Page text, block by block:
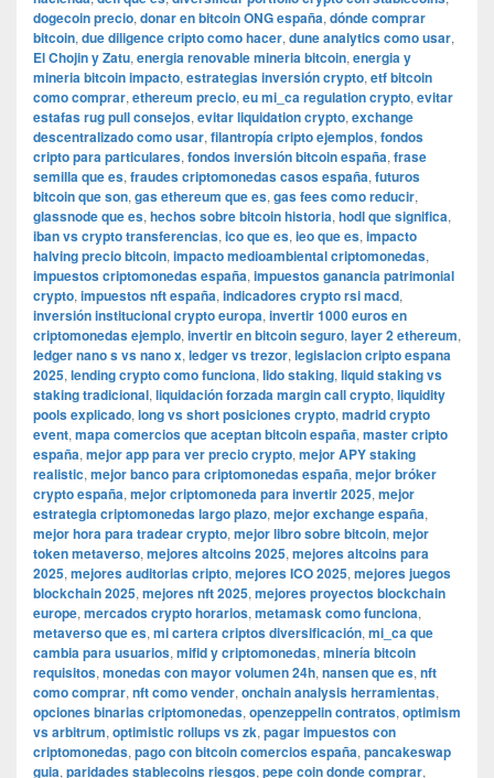
dogecoin precio, donar en bitcoin ONG españa, dónde comprar
bitcoin, due diligence cripto como hacer, dune analytics como usar,
El Chojin y Zatu, energia renovable mineria bitcoin, energia y
mineria bitcoin impacto, estrategias inversión crypto, etf bitcoin
como comprar, ethereum precio, eu mi_ca regulation crypto, evitar
estafas rug pull consejos, evitar liquidation crypto, exchange
descentralizado como usar, filantropía cripto ejemplos, fondos
cripto para particulares, fondos inversión bitcoin españa, frase
semilla que es, fraudes criptomonedas casos españa, futuros
bitcoin que son, gas ethereum que es, gas fees como reducir,
glassnode que es, hechos sobre bitcoin historia, hodl que significa,
iban vs crypto transferencias, ico que es, ieo que es, impacto
halving precio bitcoin, impacto medioambiental criptomonedas,
impuestos criptomonedas españa, impuestos ganancia patrimonial
crypto, impuestos nft españa, indicadores crypto rsi macd,
inversión institucional crypto europa, invertir 1000 euros en
criptomonedas ejemplo, invertir en bitcoin seguro, layer 2 ethereum,
ledger nano s vs nano x, ledger vs trezor, legislacion cripto espana
2025, lending crypto como funciona, lido staking, liquid staking vs
staking tradicional, liquidación forzada margin call crypto, liquidity
pools explicado, long vs short posiciones crypto, madrid crypto
event, mapa comercios que aceptan bitcoin españa, master cripto
españa, mejor app para ver precio crypto, mejor APY staking
realistic, mejor banco para criptomonedas españa, mejor bróker
crypto españa, mejor criptomoneda para invertir 2025, mejor
estrategia criptomonedas largo plazo, mejor exchange españa,
mejor hora para tradear crypto, mejor libro sobre bitcoin, mejor
token metaverso, mejores altcoins 2025, mejores altcoins para
2025, mejores auditorias cripto, mejores ICO 2025, mejores juegos
blockchain 2025, mejores nft 2025, mejores proyectos blockchain
europe, mercados crypto horarios, metamask como funciona,
metaverso que es, mi cartera criptos diversificación, mi_ca que
cambia para usuarios, mifid y criptomonedas, minería bitcoin
requisitos, monedas con mayor volumen 24h, nansen que es, nft
como comprar, nft como vender, onchain analysis herramientas,
opciones binarias criptomonedas, openzeppelin contratos, optimism
vs arbitrum, optimistic rollups vs zk, pagar impuestos con
criptomonedas, pago con bitcoin comercios españa, pancakeswap
guia, paridades stablecoins riesgos, pepe coin donde comprar,